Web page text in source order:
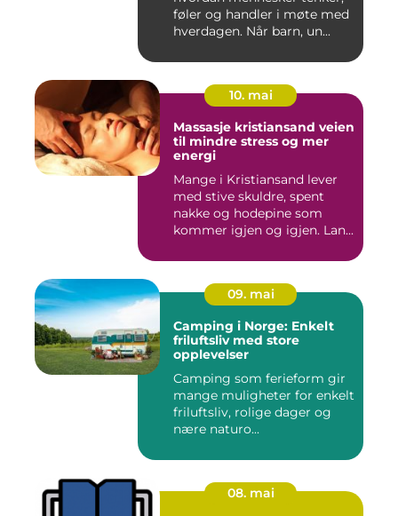
føler og handler i møte med
hverdagen. Når barn, un...
10. mai
Massasje kristiansand veien
til mindre stress og mer
energi
Mange i Kristiansand lever
med stive skuldre, spent
nakke og hodepine som
kommer igjen og igjen. Lan...
09. mai
Camping i Norge: Enkelt
friluftsliv med store
opplevelser
Camping som ferieform gir
mange muligheter for enkelt
friluftsliv, rolige dager og
nære naturo...
08. mai